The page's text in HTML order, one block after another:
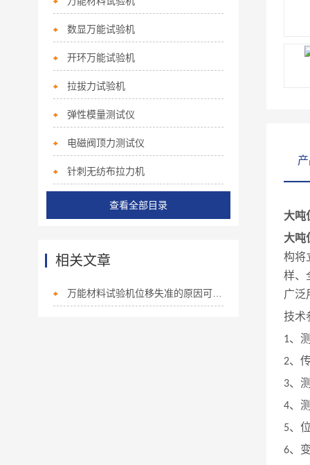
大吨
大吨
构将
样、
广泛
技术
1、
2、
3、
4、
5、
6、
数显万能试验机
开环万能试验机
拉拔力试验机
弹性模量测试仪
电磁阀顶力测试仪
针刺无纺布拉力机
查看全部目录
相关文章
万能材料试验机位移失准的原因可能有哪些？